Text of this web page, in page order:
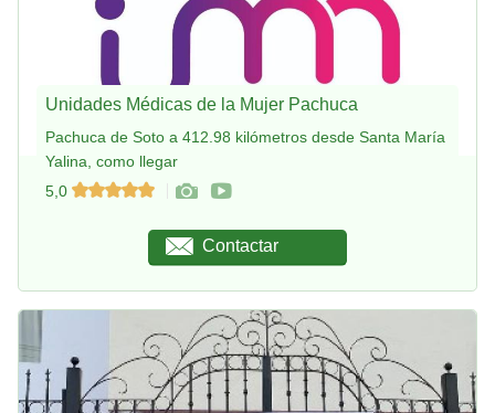
Unidades Médicas de la Mujer Pachuca
Pachuca de Soto a 412.98 kilómetros desde Santa María
Yalina, como llegar
5,0
Contactar